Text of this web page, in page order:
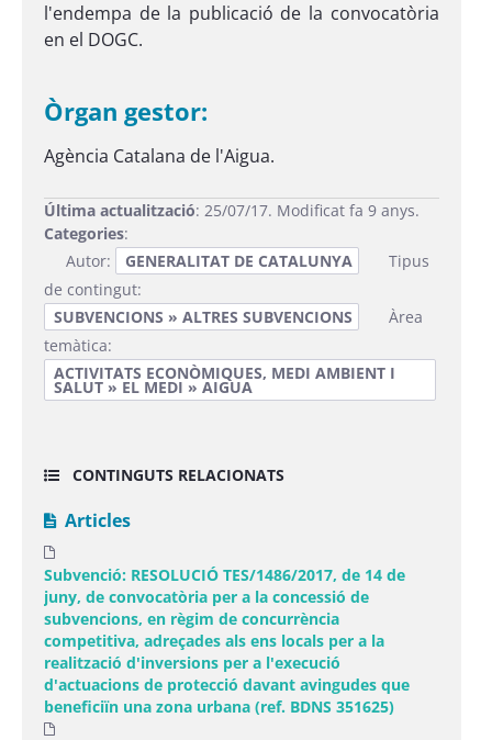
l'endempa de la publicació de la convocatòria
en el DOGC.
Òrgan gestor:
Agència Catalana de l'Aigua.
Última actualització: 25/07/17. Modificat fa 9 anys.
Categories:
Autor:
GENERALITAT DE CATALUNYA
Tipus
de contingut:
SUBVENCIONS » ALTRES SUBVENCIONS
Àrea
temàtica:
ACTIVITATS ECONÒMIQUES, MEDI AMBIENT I
SALUT » EL MEDI » AIGUA
CONTINGUTS RELACIONATS
Articles
Subvenció: RESOLUCIÓ TES/1486/2017, de 14 de
juny, de convocatòria per a la concessió de
subvencions, en règim de concurrència
competitiva, adreçades als ens locals per a la
realització d'inversions per a l'execució
d'actuacions de protecció davant avingudes que
beneficiïn una zona urbana (ref. BDNS 351625)